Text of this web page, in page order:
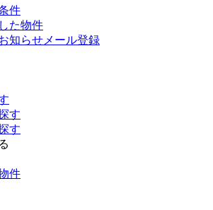
件
た物件
知らせメール登録
す
す
件